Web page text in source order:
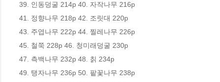
39. 인동덩굴 214p 40. 자작나무 216p
41. 정향나무 218p 42. 조릿대 220p
43. 주엽나무 222p 44. 찔레나무 226p
45. 철쭉 228p 46. 청미래덩굴 230p
47. 측백나무 232p 48. 칡 234p
49. 탱자나무 236p 50. 팥꽃나무 238p